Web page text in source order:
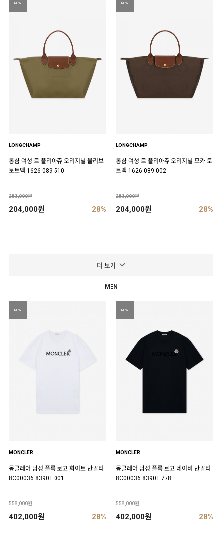
NEW
LONGCHAMP
롱샴 여성 르 플리아쥬 오리지널 올리브
토트백 1626 089 510
283,000원
204,000원 28%
NEW
LONGCHAMP
롱샴 여성 르 플리아쥬 오리지널 모카 토
트백 1626 089 002
283,000원
204,000원 28%
더 보기
MEN
NEW
MONCLER
몽클레어 남성 플록 로고 화이트 반팔티
8C00036 8390T 001
558,000원
402,000원 28%
NEW
MONCLER
몽클레어 남성 플록 로고 네이비 반팔티
8C00036 8390T 778
558,000원
402,000원 28%